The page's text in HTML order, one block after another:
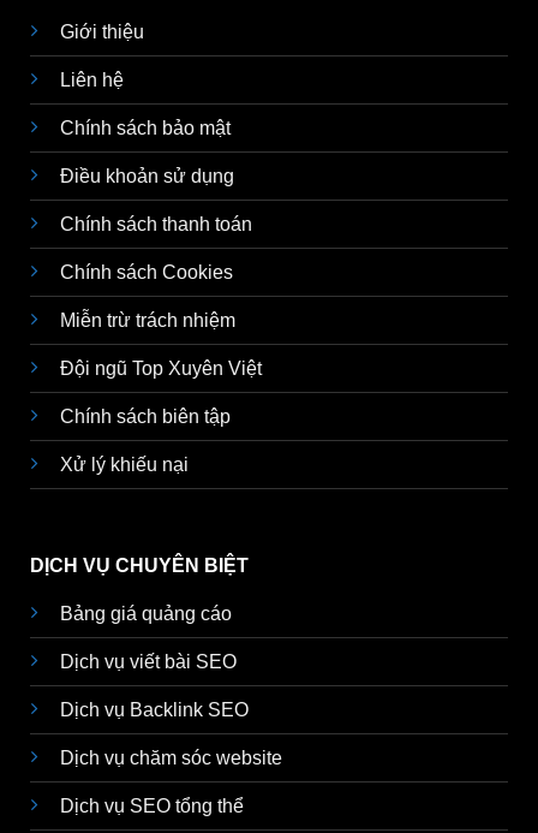
Giới thiệu
Liên hệ
Chính sách bảo mật
Điều khoản sử dụng
Chính sách thanh toán
Chính sách Cookies
Miễn trừ trách nhiệm
Đội ngũ Top Xuyên Việt
Chính sách biên tập
Xử lý khiếu nại
DỊCH VỤ CHUYÊN BIỆT
Bảng giá quảng cáo
Dịch vụ viết bài SEO
Dịch vụ Backlink SEO
Dịch vụ chăm sóc website
Dịch vụ SEO tổng thể